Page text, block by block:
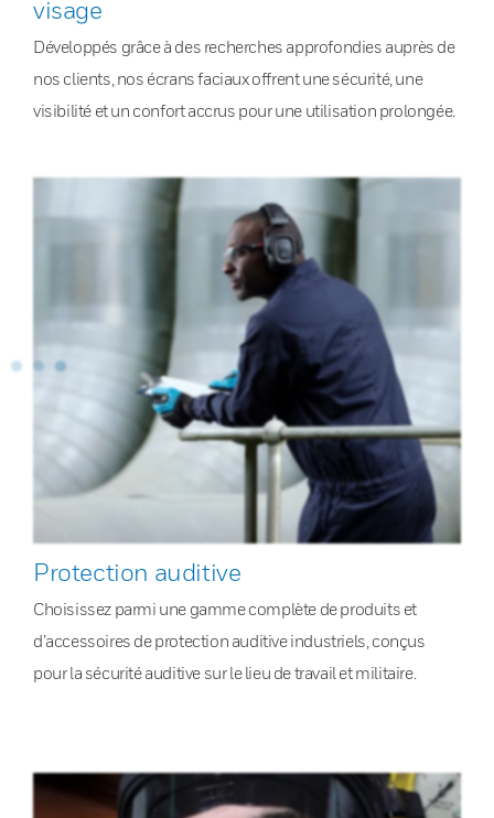
visage
Développés grâce à des recherches approfondies auprès de
nos clients, nos écrans faciaux offrent une sécurité, une
visibilité et un confort accrus pour une utilisation prolongée.
Protection auditive
Choisissez parmi une gamme complète de produits et
d’accessoires de protection auditive industriels, conçus
pour la sécurité auditive sur le lieu de travail et militaire.